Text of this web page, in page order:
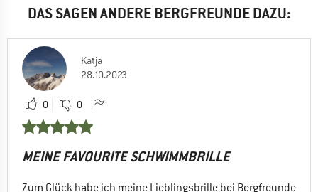
DAS SAGEN ANDERE BERGFREUNDE DAZU:
Katja
28.10.2023
0 0
MEINE FAVOURITE SCHWIMMBRILLE
Zum Glück habe ich meine Lieblingsbrille bei Bergfreunde